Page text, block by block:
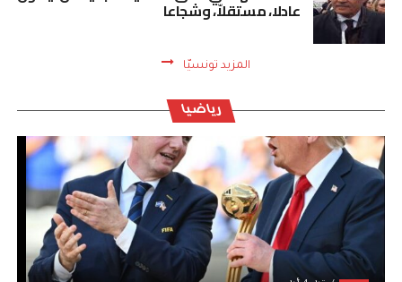
عادلا، مستقلاّ، وشجاعا
المزيد تونسيّا
رياضيا